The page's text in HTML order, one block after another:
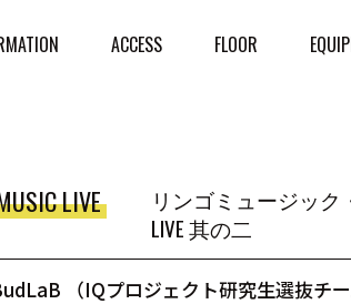
ACCESS FLOOR
LIVE
リンゴミュージック
LIVE 其の二
（IQプロジェクト研究生選抜チ